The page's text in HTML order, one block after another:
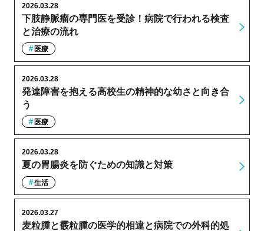
下肢静脈瘤の専門医を受診！病院で行われる検査
と治療の流れ
2026.03.28
医療
発達障害を抱える高校生の精神的な幼さと向き合
う
2026.03.28
医療
夏の胃腸炎を防ぐための知識と対策
2026.03.28
生活
麦粒腫と霰粒腫の医学的相違と病院での外科的処
2026.03.27